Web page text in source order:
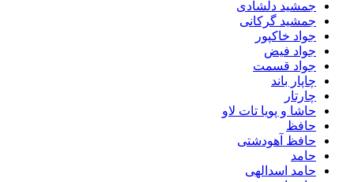
جمشید دلشادی
جمشید گرکانی
جواد خاکپور
جواد فیض
جواد قسمت
چاپار باند
چارتار
حاشا و پویا تات لاو
حافظ
حافظ آهودشتی
حامد
حامد اسدالهی